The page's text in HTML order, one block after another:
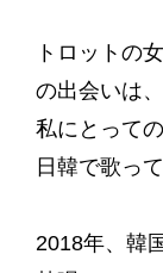
トロットの
の出会いは、
私にとって
日韓で歌っ
2018年、韓